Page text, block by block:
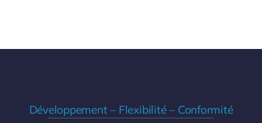
Développement – Flexibilité – Conformité